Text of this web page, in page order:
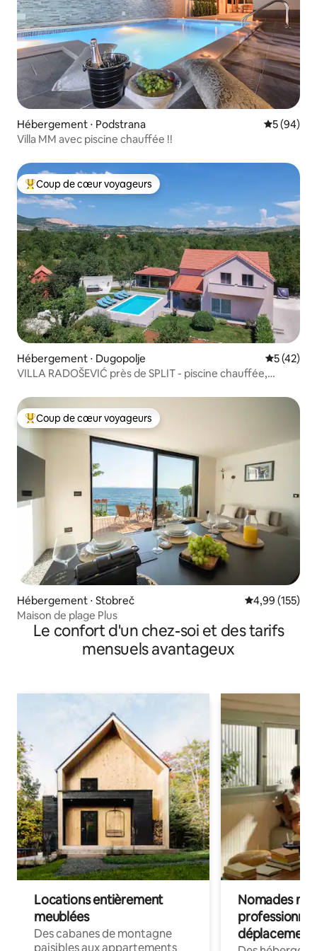
Hébergement ⋅ Podstrana
5 (94)
Villa MM avec piscine chauffée !!
Coups de cœur voyageurs les plus appréciés
Coup de cœur voyageurs
Hébergement ⋅ Dugopolje
5 (42)
VILLA RADOŠEVIĆ près de SPLIT - piscine chauffée,
Coups de cœur voyageurs les plus appréciés
Coup de cœur voyageurs
Hébergement ⋅ Stobreč Évaluation
4,99 (155)
Maison de plage Plus
Le confort d'un chez-soi et des tarifs
mensuels avantageux
Locations entièrement
meublées
Des cabanes de montagne
Nomades
déplacement